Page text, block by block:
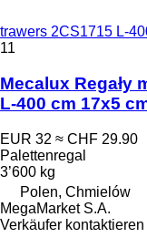
trawers 2CS1715 L-
11
Mecalux Regały
L-400 cm 17x5
EUR 32 ≈ CHF 29.90
Palettenregal
3’600 kg
Polen, Chmielów
MegaMarket S.A.
Verkäufer kontaktieren